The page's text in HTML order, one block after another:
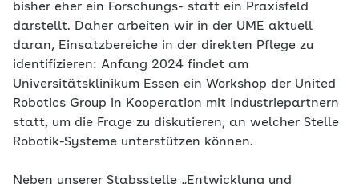
bisher eher ein Forschungs- statt ein Praxisfeld
darstellt. Daher arbeiten wir in der UME aktuell
daran, Einsatzbereiche in der direkten Pflege zu
identifizieren: Anfang 2024 findet am
Universitätsklinikum Essen ein Workshop der United
Robotics Group in Kooperation mit Industriepartnern
statt, um die Frage zu diskutieren, an welcher Stelle
Robotik-Systeme unterstützen können.
Neben unserer Stabsstelle „Entwicklung und